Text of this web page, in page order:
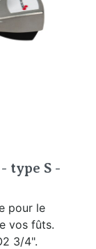
type S -
pour le
vos fûts.
3/4".